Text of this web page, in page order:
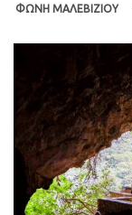
ΦΩΝΗ ΜΑΛΕΒΙΖΙΟΥ